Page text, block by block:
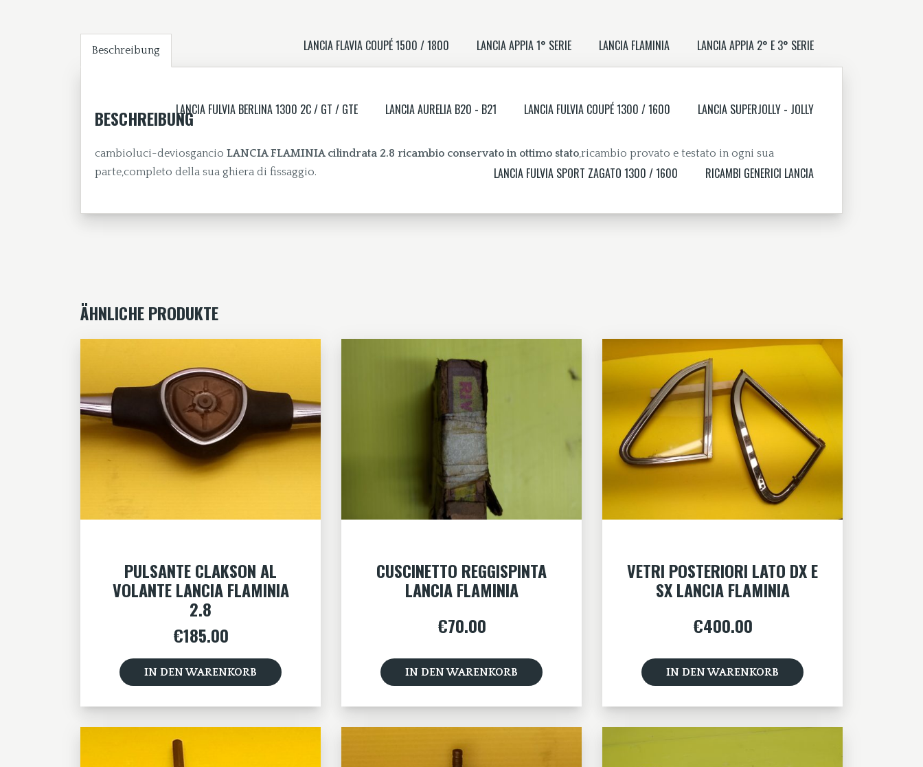
LANCIA FLAVIA COUPÉ 1500 / 1800 LANCIA APPIA 1° SERIE LANCIA FLAMINIA LANCIA APPIA 2° E 3° SERIE
LANCIA FULVIA BERLINA 1300 2C / GT / GTE LANCIA AURELIA B20 - B21 LANCIA FULVIA COUPÉ 1300 / 1600 LANCIA SUPERJOLLY - JOLLY
LANCIA FULVIA SPORT ZAGATO 1300 / 1600 RICAMBI GENERICI LANCIA
Beschreibung
BESCHREIBUNG
cambioluci-deviosgancio LANCIA FLAMINIA cilindrata 2.8 ricambio conservato in ottimo stato,ricambio provato e testato in ogni sua
parte,completo della sua ghiera di fissaggio.
ÄHNLICHE PRODUKTE
PULSANTE CLAKSON AL
VOLANTE LANCIA FLAMINIA
2.8
€185.00
IN DEN WARENKORB
CUSCINETTO REGGISPINTA
LANCIA FLAMINIA
€70.00
IN DEN WARENKORB
VETRI POSTERIORI LATO DX E
SX LANCIA FLAMINIA
€400.00
IN DEN WARENKORB